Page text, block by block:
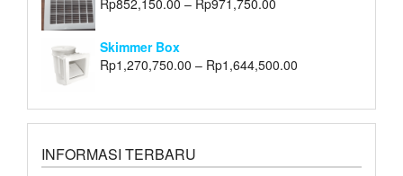
Rp852,150.00 – Rp971,750.00
Skimmer Box
Rp1,270,750.00 – Rp1,644,500.00
INFORMASI TERBARU